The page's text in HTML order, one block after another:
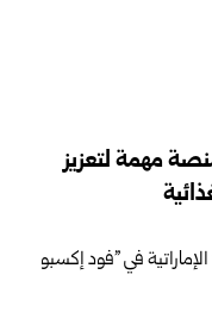
“فود إكسبو 2026” منصة مهمة لتعزيز